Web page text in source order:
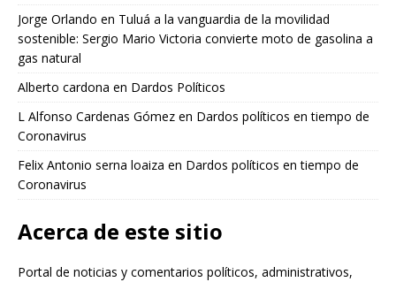
Jorge Orlando en Tuluá a la vanguardia de la movilidad
sostenible: Sergio Mario Victoria convierte moto de gasolina a
gas natural
Alberto cardona en Dardos Políticos
L Alfonso Cardenas Gómez en Dardos políticos en tiempo de
Coronavirus
Felix Antonio serna loaiza en Dardos políticos en tiempo de
Coronavirus
Acerca de este sitio
Portal de noticias y comentarios políticos, administrativos,